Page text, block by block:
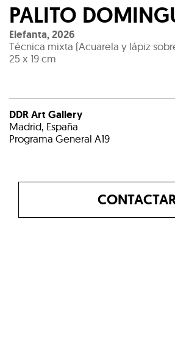
PALITO
Elefanta,2026
Técnica mixta (Acuarela y lápiz
25 x 19 cm
DDR Art Gallery
Madrid, España
Programa General A19